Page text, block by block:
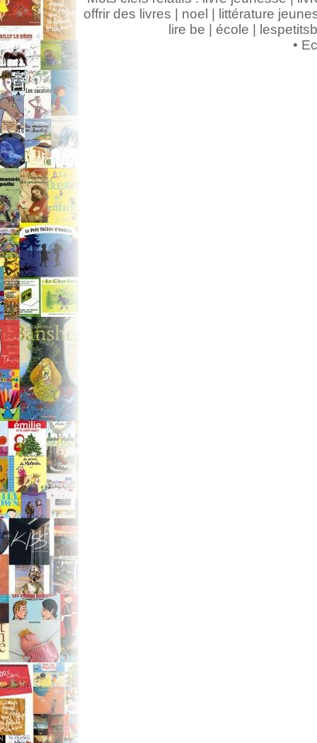
offrir des livres | noel | littérature
lire be | école |
•